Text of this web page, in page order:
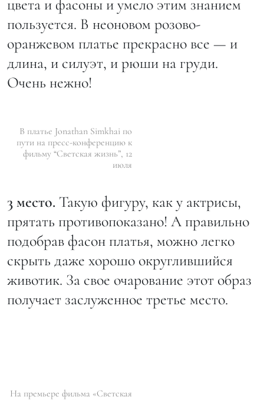
цвета и фасоны и умело этим знанием
пользуется. В неоновом розово-
оранжевом платье прекрасно все — и
длина, и силуэт, и рюши на груди.
Очень нежно!
В платье Jonathan Simkhai по
пути на пресс-конференцию к
фильму “Светская жизнь”, 12
июля
3 место. Такую фигуру, как у актрисы,
прятать противопоказано! А правильно
подобрав фасон платья, можно легко
скрыть даже хорошо округлившийся
животик. За свое очарование этот образ
получает заслуженное третье место.
На премьере фильма «Светская